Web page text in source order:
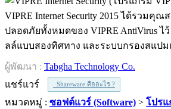
VIPRE Internet Security 2015 ได้รวมคุ
ปลอดภัยทั้งหมดของ VIPRE AntiVirus ไ
ลล์แบบสองทิศทาง และระบบกรองสแปม
ผู้พัฒนา : Tabgha Technology Co.
แชร์แวร์
Shareware คืออะไร ?
หมวดหมู่ : ซอฟต์แวร์ (Software) > โปร